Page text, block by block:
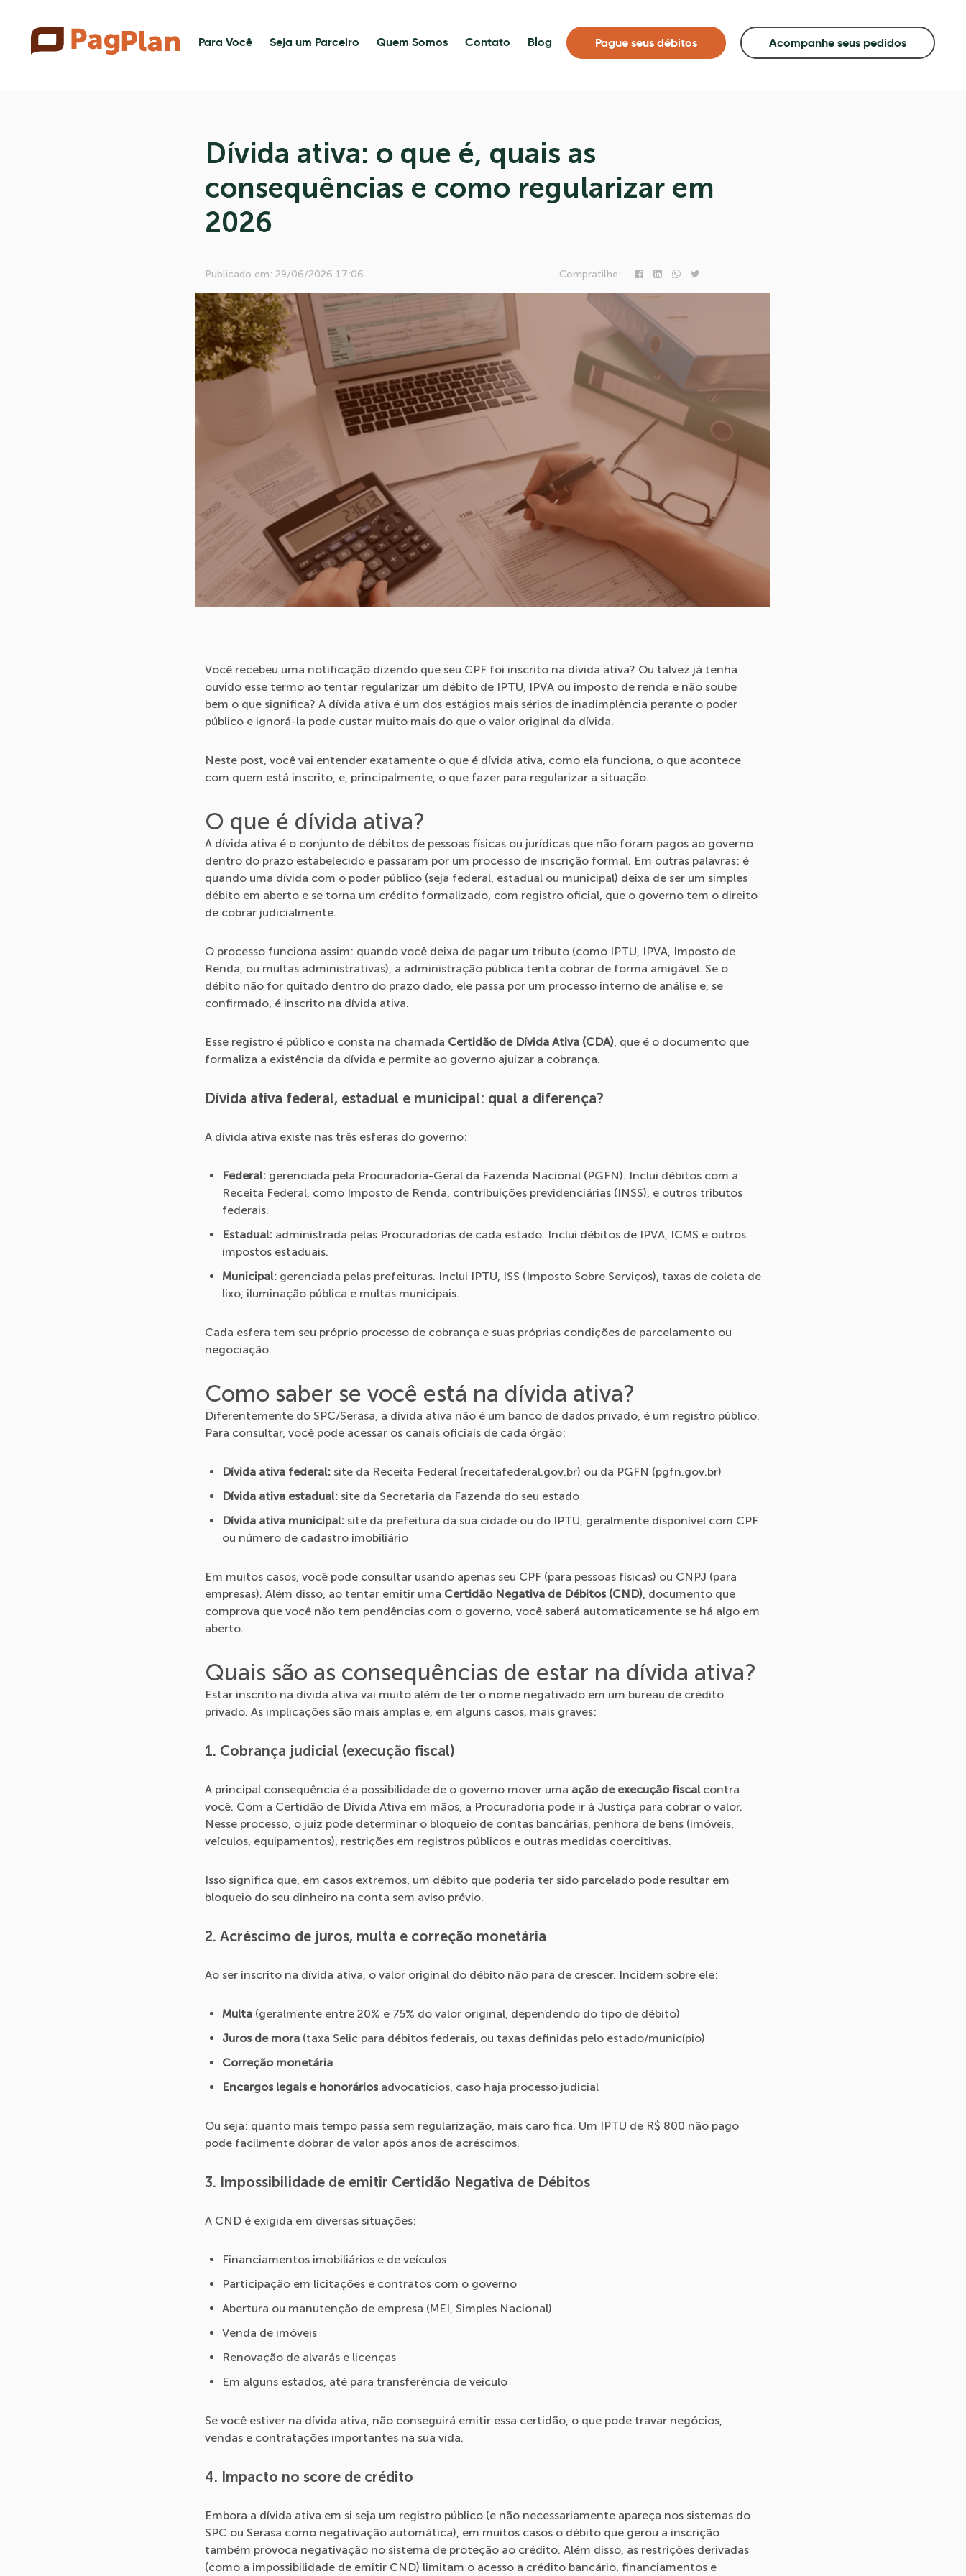
Para Você Seja um Parceiro Quem Somos Contato Blog Pague seus débitos Acompanhe seus pedidos
Dívida ativa: o que é, quais as
consequências e como regularizar em
2026
Publicado em: 29/06/2026 17:06 Compratilhe:
Você recebeu uma notificação dizendo que seu CPF foi inscrito na dívida ativa? Ou talvez já tenha
ouvido esse termo ao tentar regularizar um débito de IPTU, IPVA ou imposto de renda e não soube
bem o que significa? A dívida ativa é um dos estágios mais sérios de inadimplência perante o poder
público e ignorá-la pode custar muito mais do que o valor original da dívida.
Neste post, você vai entender exatamente o que é dívida ativa, como ela funciona, o que acontece
com quem está inscrito, e, principalmente, o que fazer para regularizar a situação.
O que é dívida ativa?
A dívida ativa é o conjunto de débitos de pessoas físicas ou jurídicas que não foram pagos ao governo
dentro do prazo estabelecido e passaram por um processo de inscrição formal. Em outras palavras: é
quando uma dívida com o poder público (seja federal, estadual ou municipal) deixa de ser um simples
débito em aberto e se torna um crédito formalizado, com registro oficial, que o governo tem o direito
de cobrar judicialmente.
O processo funciona assim: quando você deixa de pagar um tributo (como IPTU, IPVA, Imposto de
Renda, ou multas administrativas), a administração pública tenta cobrar de forma amigável. Se o
débito não for quitado dentro do prazo dado, ele passa por um processo interno de análise e, se
confirmado, é inscrito na dívida ativa.
Esse registro é público e consta na chamada Certidão de Dívida Ativa (CDA), que é o documento que
formaliza a existência da dívida e permite ao governo ajuizar a cobrança.
Dívida ativa federal, estadual e municipal: qual a diferença?
A dívida ativa existe nas três esferas do governo:
Federal: gerenciada pela Procuradoria-Geral da Fazenda Nacional (PGFN). Inclui débitos com a
Receita Federal, como Imposto de Renda, contribuições previdenciárias (INSS), e outros tributos
federais.
Estadual: administrada pelas Procuradorias de cada estado. Inclui débitos de IPVA, ICMS e outros
impostos estaduais.
Municipal: gerenciada pelas prefeituras. Inclui IPTU, ISS (Imposto Sobre Serviços), taxas de coleta de
lixo, iluminação pública e multas municipais.
Cada esfera tem seu próprio processo de cobrança e suas próprias condições de parcelamento ou
negociação.
Como saber se você está na dívida ativa?
Diferentemente do SPC/Serasa, a dívida ativa não é um banco de dados privado, é um registro público.
Para consultar, você pode acessar os canais oficiais de cada órgão:
Dívida ativa federal: site da Receita Federal (receitafederal.gov.br) ou da PGFN (pgfn.gov.br)
Dívida ativa estadual: site da Secretaria da Fazenda do seu estado
Dívida ativa municipal: site da prefeitura da sua cidade ou do IPTU, geralmente disponível com CPF
ou número de cadastro imobiliário
Em muitos casos, você pode consultar usando apenas seu CPF (para pessoas físicas) ou CNPJ (para
empresas). Além disso, ao tentar emitir uma Certidão Negativa de Débitos (CND), documento que
comprova que você não tem pendências com o governo, você saberá automaticamente se há algo em
aberto.
Quais são as consequências de estar na dívida ativa?
Estar inscrito na dívida ativa vai muito além de ter o nome negativado em um bureau de crédito
privado. As implicações são mais amplas e, em alguns casos, mais graves:
1. Cobrança judicial (execução fiscal)
A principal consequência é a possibilidade de o governo mover uma ação de execução fiscalcontra
você. Com a Certidão de Dívida Ativa em mãos, a Procuradoria pode ir à Justiça para cobrar o valor.
Nesse processo, o juiz pode determinar o bloqueio de contas bancárias, penhora de bens (imóveis,
veículos, equipamentos), restrições em registros públicos e outras medidas coercitivas.
Isso significa que, em casos extremos, um débito que poderia ter sido parcelado pode resultar em
bloqueio do seu dinheiro na conta sem aviso prévio.
2. Acréscimo de juros, multa e correção monetária
Ao ser inscrito na dívida ativa, o valor original do débito não para de crescer. Incidem sobre ele:
Multa (geralmente entre 20% e 75% do valor original, dependendo do tipo de débito)
Juros de mora (taxa Selic para débitos federais, ou taxas definidas pelo estado/município)
Correção monetária
Encargos legais e honoráriosadvocatícios, caso haja processo judicial
Ou seja: quanto mais tempo passa sem regularização, mais caro fica. Um IPTU de R$ 800 não pago
pode facilmente dobrar de valor após anos de acréscimos.
3. Impossibilidade de emitir Certidão Negativa de Débitos
A CND é exigida em diversas situações:
Financiamentos imobiliários e de veículos
Participação em licitações e contratos com o governo
Abertura ou manutenção de empresa (MEI, Simples Nacional)
Venda de imóveis
Renovação de alvarás e licenças
Em alguns estados, até para transferência de veículo
Se você estiver na dívida ativa, não conseguirá emitir essa certidão, o que pode travar negócios,
vendas e contratações importantes na sua vida.
4. Impacto no score de crédito
Embora a dívida ativa em si seja um registro público (e não necessariamente apareça nos sistemas do
SPC ou Serasa como negativação automática), em muitos casos o débito que gerou a inscrição
também provoca negativação no sistema de proteção ao crédito. Além disso, as restrições derivadas
(como a impossibilidade de emitir CND) limitam o acesso a crédito bancário, financiamentos e